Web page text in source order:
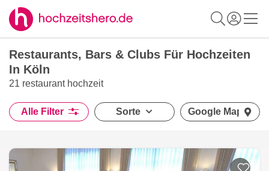
Restaurants, Bars & Clubs Für Hochzeiten
In Köln
21 restaurant hochzeit
Alle Filter Sorte Google Maps